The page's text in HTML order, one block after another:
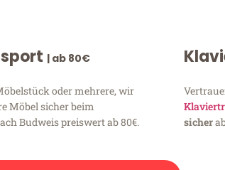
| ab 80€
oder mehrere, wir
Möbel sicher beim
Budweis preiswert ab 80€.
sicher